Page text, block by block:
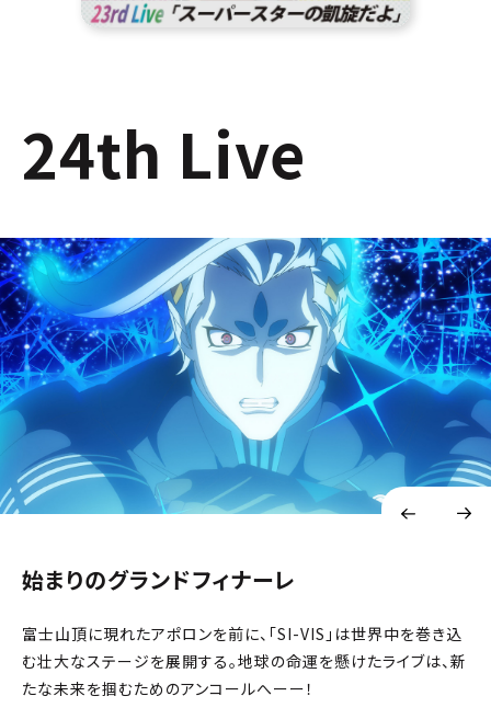
24th Live
始まりのグランドフィナーレ
富士山頂に現れたアポロンを前に、「SI-VIS」は世界中を巻き込
む壮大なステージを展開する。地球の命運を懸けたライブは、新
たな未来を掴むためのアンコールへーー！